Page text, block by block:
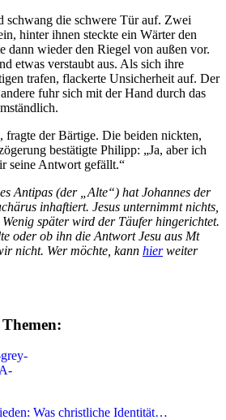
schwang die schwere Tür auf. Zwei
hinter ihnen steckte ein Wärter den
dann wieder den Riegel von außen vor.
etwas verstaubt aus. Als sich ihre
trafen, flackerte Unsicherheit auf. Der
fuhr sich mit der Hand durch das
fragte der Bärtige. Die beiden nickten,
bestätigte Philipp: „Ja, aber ich
seine Antwort gefällt.“
Antipas (der „Alte“) hat Johannes der
inhaftiert. Jesus unternimmt nichts,
später wird der Täufer hingerichtet.
oder ob ihn die Antwort Jesu aus Mt
nicht. Wer möchte, kann hier weiter
Was christliche Identität…